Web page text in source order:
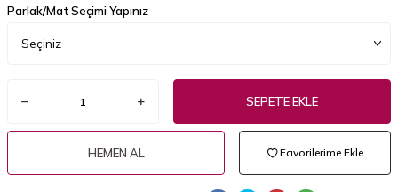
Parlak/Mat Seçimi Yapınız
SEPETE EKLE
HEMEN AL Favorilerime Ekle